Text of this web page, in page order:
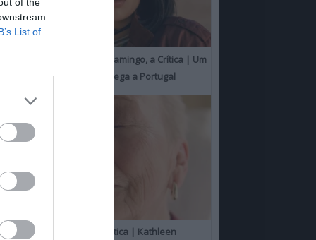
List of
O Misterioso Olhar do Flamingo, a Crítica | Um
Campeão de Cannes chega a Portugal
Um Toque Familiar, a Crítica | Kathleen